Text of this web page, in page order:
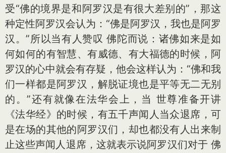
受“佛的境界是和阿罗汉是有很大差别的”，那这
种定性阿罗汉会认为：“佛是阿罗汉，我也是阿罗
汉。”所以当有人赞叹 佛陀而说：诸佛如来是如
何如何的有智慧、有威德、有大福德的时候，阿
罗汉的心中就会有存疑，他会这样认为：“佛和我
们一样都是阿罗汉，解脱证境也是平等无二无别
的。”还有就像在法华会上，当 世尊准备开讲
《法华经》的时候，有五千声闻人当众退席，可
是在场的其他的阿罗汉们，却也都没有人出来制
止这些声闻人退席，这就表示说阿罗汉们对于 佛